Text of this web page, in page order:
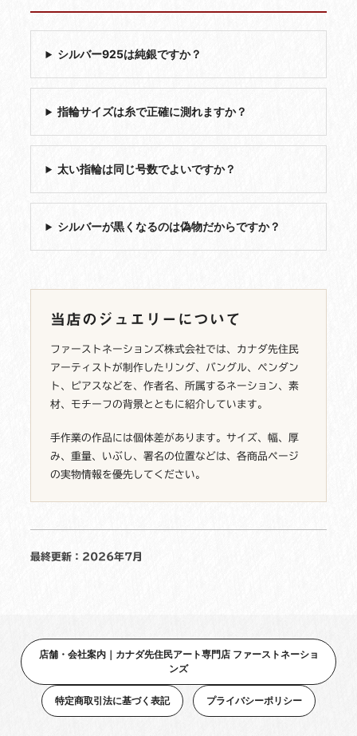
シルバー925は純銀ですか？
指輪サイズは糸で正確に測れますか？
太い指輪は同じ号数でよいですか？
シルバーが黒くなるのは偽物だからですか？
当店のジュエリーについて
ファーストネーションズ株式会社では、カナダ先住民
アーティストが制作したリング、バングル、ペンダン
ト、ピアスなどを、作者名、所属するネーション、素
材、モチーフの背景とともに紹介しています。
手作業の作品には個体差があります。サイズ、幅、厚
み、重量、いぶし、署名の位置などは、各商品ページ
の実物情報を優先してください。
最終更新：2026年7月
店舗・会社案内｜カナダ先住民アート専門店 ファーストネーショ
ンズ
特定商取引法に基づく表記 プライバシーポリシー